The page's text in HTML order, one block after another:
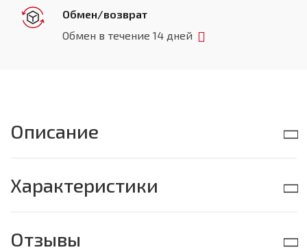
Обмен/возврат
Обмен в течение 14 дней
Описание
Характеристики
Отзывы